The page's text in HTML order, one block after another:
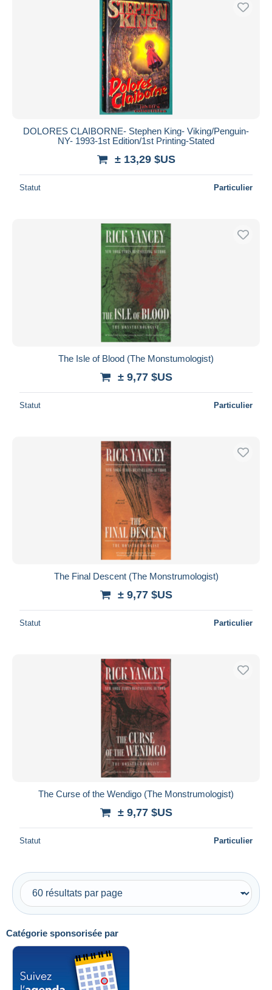
Uniquement en réduction
Livraison gratuite
Méthodes de paiement
Virement bancaire
Mastercard
Bancontact
iDeal
Maestro
Appliquer
Catégorie sponsorisée par
DOLORES CLAIBORNE- Stephen King- Viking/Penguin-
NY- 1993-1st Edition/1st Printing-Stated
± 13,29 $US
Statut Particulier
The Isle of Blood (The Monstumologist)
± 9,77 $US
Statut Particulier
The Final Descent (The Monstrumologist)
± 9,77 $US
Statut Particulier
The Curse of the Wendigo (The Monstrumologist)
± 9,77 $US
Statut Particulier